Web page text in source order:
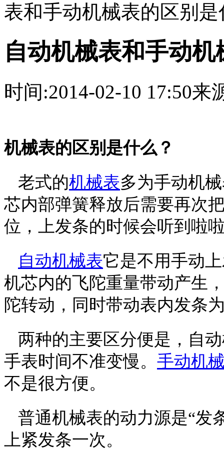
表和手动机械表的区别是
自动机械表和手动
时间:2014-02-10 17:50来
机械表的区别是什么？
老式的机械表多为手动机
芯内部弹簧释放后需要再次
位，上发条的时候会听到啦
自动机械表它是不用手动
机芯内的飞陀重量带动产生
陀转动，同时带动表内发条
两种的主要区分便是，自
手表时间不准变慢。 手动机
不是很方便。
普通机械表的动力源是“发
上紧发条一次。